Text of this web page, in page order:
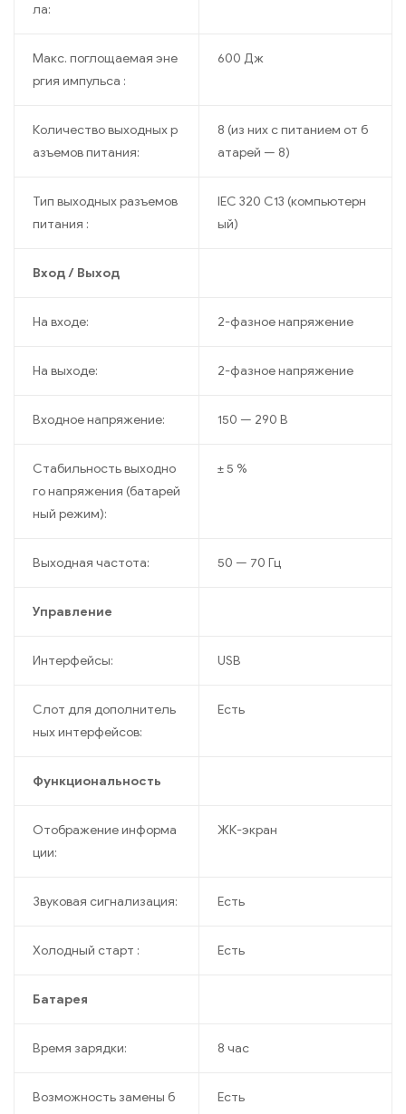
ла:
Макс. поглощаемая эне
ргия импульса :
600 Дж
Количество выходных р
азъемов питания:
8 (из них с питанием от б
атарей — 8)
Тип выходных разъемов
питания :
IEC 320 C13 (компьютерн
ый)
Вход / Выход
На входе: 2-фазное напряжение
На выходе: 2-фазное напряжение
Входное напряжение: 150 — 290 В
Стабильность выходно
го напряжения (батарей
ный режим):
± 5 %
Выходная частота: 50 — 70 Гц
Управление
Интерфейсы: USB
Слот для дополнитель
ных интерфейсов:
Есть
Функциональность
Отображение информа
ции:
ЖК-экран
Звуковая сигнализация: Есть
Холодный старт : Есть
Батарея
Время зарядки: 8 час
Возможность замены б
Есть